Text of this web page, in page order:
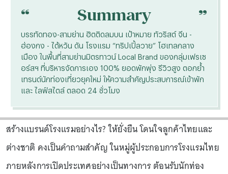
“ Summary “
บรรทัดทอง-สามย่าน ฮิตติดลมบน เป้าหมาย ทัวริสต์ จีน -
ฮ่องกง - ไต้หวัน ดัน โรงแรม “ทริปเปิ้ลวาย” โฮเทลกลาง
เมือง ในพื้นที่สามย่านมิตรทาวน์ Local Brand ของกลุ่มเฟรเซ
อร์สฯ ที่บริหารจัดการเอง 100% ยอดพักพุ่ง รีวิวสูง ตอกย้ำ
เทรนด์นักท่องเที่ยวยุคใหม่ ให้ความสำคัญประสบการณ์เข้าพัก
และ ไลฟ์สไตล์ ตลอด 24 ชั่วโมง
สร้างแบรนด์โรงแรมอย่างไร? ให้ยั่งยืน โดนใจลูกค้าไทยและ
ต่างชาติ คงเป็นคำถามสำคัญ ในหมู่ผู้ประกอบการโรงแรมไทย
ภายหลังการเปิดประเทศอย่างเป็นทางการ ต้อนรับนักท่อง